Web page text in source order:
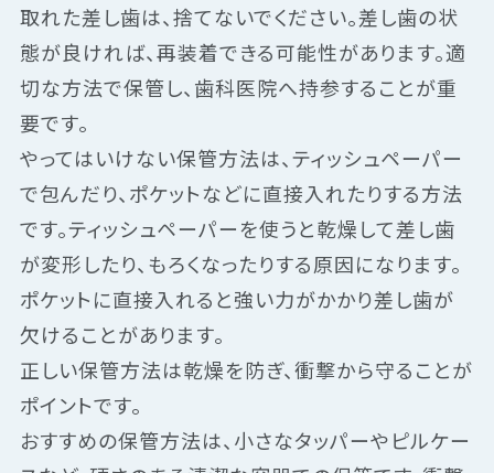
取れた差し歯は、捨てないでください。差し歯の状
態が良ければ、再装着できる可能性があります。適
切な方法で保管し、歯科医院へ持参することが重
要です。
やってはいけない保管方法は、ティッシュペーパー
で包んだり、ポケットなどに直接入れたりする方法
です。ティッシュペーパーを使うと乾燥して差し歯
が変形したり、もろくなったりする原因になります。
ポケットに直接入れると強い力がかかり差し歯が
欠けることがあります。
正しい保管方法は乾燥を防ぎ、衝撃から守ることが
ポイントです。
おすすめの保管方法は、小さなタッパーやピルケー